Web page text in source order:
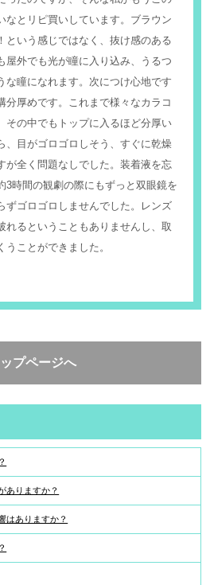
なとリピ買いしています。ブラウン
という感じではなく、抜け感のある
屋外でも光が瞳に入り込み、うるつ
な瞳になれます。次につけ心地です
分厚めです。これまで様々なカラコ
その中でもトップに入るほど分厚い
、目がゴロゴロしそう、すぐに乾燥
が全く問題なしでした。装着液を忘
3時間の観劇の際にもずっと双眼鏡を
ずゴロゴロしませんでした。レンズ
れるということもありませんし、取
ことができました。
ップページへ
ありますか？
はありますか？